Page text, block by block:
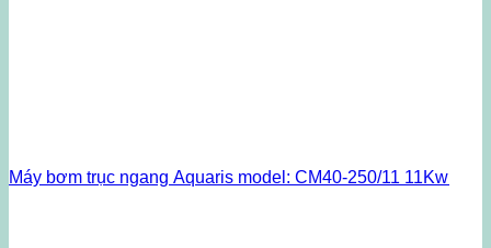
Máy bơm trục ngang Aquaris model: CM40-250/11 11Kw